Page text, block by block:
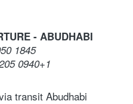
- ABUDHABI
1845
0940+1
transit Abudhabi